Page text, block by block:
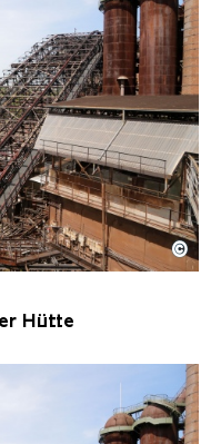
Hütte mit
Hütte | Karl
©
Hütte